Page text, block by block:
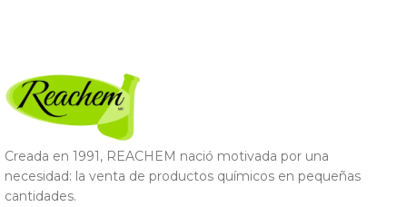
Creada en 1991, REACHEM nació motivada por una
necesidad: la venta de productos químicos en pequeñas
cantidades.